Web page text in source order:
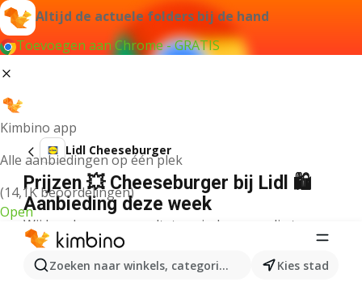
Altijd de actuele folders bij de hand
Toevoegen aan Chrome - GRATIS
Kimbino app
Alle aanbiedingen op één plek
(14,1K beoordelingen)
Open
Zoeken naar winkels, categorieën, producten...
Kies stad
Lidl Cheeseburger
Prijzen 💥 Cheeseburger bij Lidl 🛍️
Aanbieding deze week
Wij konden geen resultaten vinden voor die term.
Andere producten in winkels Lidl
Lidl Lidl Sushi Mango